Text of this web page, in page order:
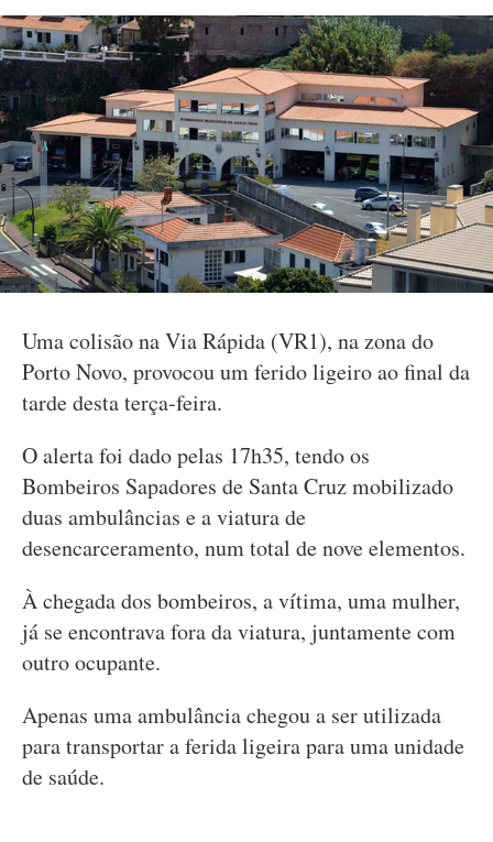
Uma colisão na Via Rápida (VR1), na zona do
Porto Novo, provocou um ferido ligeiro ao final da
tarde desta terça-feira.
O alerta foi dado pelas 17h35, tendo os
Bombeiros Sapadores de Santa Cruz mobilizado
duas ambulâncias e a viatura de
desencarceramento, num total de nove elementos.
À chegada dos bombeiros, a vítima, uma mulher,
já se encontrava fora da viatura, juntamente com
outro ocupante.
Apenas uma ambulância chegou a ser utilizada
para transportar a ferida ligeira para uma unidade
de saúde.